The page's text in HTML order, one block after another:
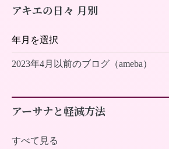
アキエの日々 月別
2023年4月以前のブログ（ameba）
アーサナと軽減方法
すべて見る